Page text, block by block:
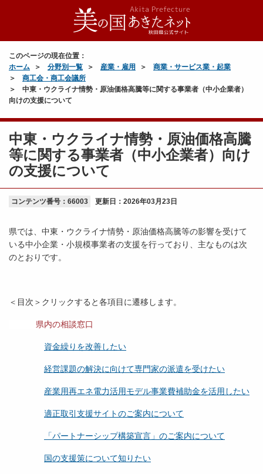
このページの現在位置：
ホーム
分野別一覧 産業・雇用
商業・サービス業・起業
商工会・商工会議所
中東・ウクライナ情勢・原油価格高騰等に関する事業者（中小企業者）
向けの支援について
中東・ウクライナ情勢・原油価格高騰
等に関する事業者（中小企業者）向け
の支援について
コンテンツ番号：66003 更新日： 2026年03月23日
県では、中東・ウクライナ情勢・原油価格高騰等の影響を受けて
いる中小企業・小規模事業者の支援を行っており、主なものは次
のとおりです。
＜目次＞クリックすると各項目に遷移します。
県内の相談窓口
資金繰りを改善したい
経営課題の解決に向けて専門家の派遣を受けたい
産業用再エネ電力活用モデル事業費補助金を活用したい
適正取引支援サイトのご案内について
「パートナーシップ構築宣言」のご案内について
国の支援策について知りたい